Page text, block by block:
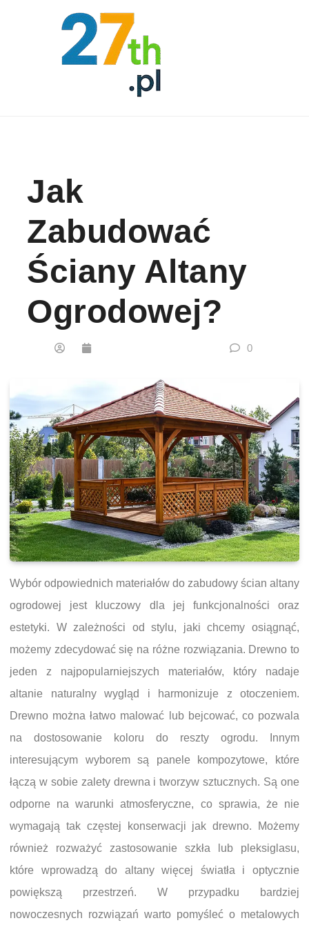
Jak
Zabudować
Ściany Altany
Ogrodowej?
0
Wybór odpowiednich materiałów do zabudowy ścian altany
ogrodowej jest kluczowy dla jej funkcjonalności oraz
estetyki. W zależności od stylu, jaki chcemy osiągnąć,
możemy zdecydować się na różne rozwiązania. Drewno to
jeden z najpopularniejszych materiałów, który nadaje
altanie naturalny wygląd i harmonizuje z otoczeniem.
Drewno można łatwo malować lub bejcować, co pozwala
na dostosowanie koloru do reszty ogrodu. Innym
interesującym wyborem są panele kompozytowe, które
łączą w sobie zalety drewna i tworzyw sztucznych. Są one
odporne na warunki atmosferyczne, co sprawia, że nie
wymagają tak częstej konserwacji jak drewno. Możemy
również rozważyć zastosowanie szkła lub pleksiglasu,
które wprowadzą do altany więcej światła i optycznie
powiększą przestrzeń. W przypadku bardziej
nowoczesnych rozwiązań warto pomyśleć o metalowych